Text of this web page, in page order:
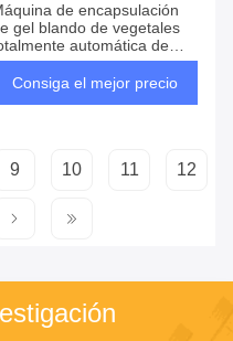
de encapsulación
gel blando de vegetales
automática de
tecnología
Consiga el mejor precio
9 10 11 12